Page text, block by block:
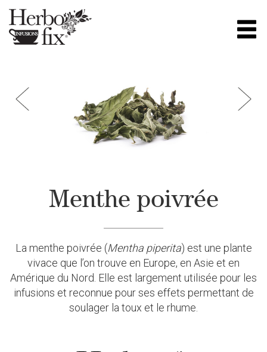
Menthe poivrée
La menthe poivrée (Mentha piperita) est une plante
vivace que l’on trouve en Europe, en Asie et en
Amérique du Nord. Elle est largement utilisée pour les
infusions et reconnue pour ses effets permettant de
soulager la toux et le rhume.